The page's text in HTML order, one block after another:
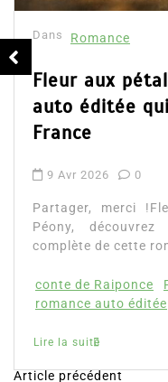
Dans Romance
Fleur aux
auto éditée
France
9 Avr 2026 0
Partager, merci
Péony,
complète de cette
conte de Raiponce
romance auto éditée
Lire la suite
Article précédent